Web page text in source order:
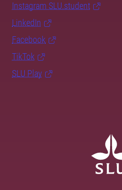
Instagram SLU.student
LinkedIn
Facebook
TikTok
SLU Play